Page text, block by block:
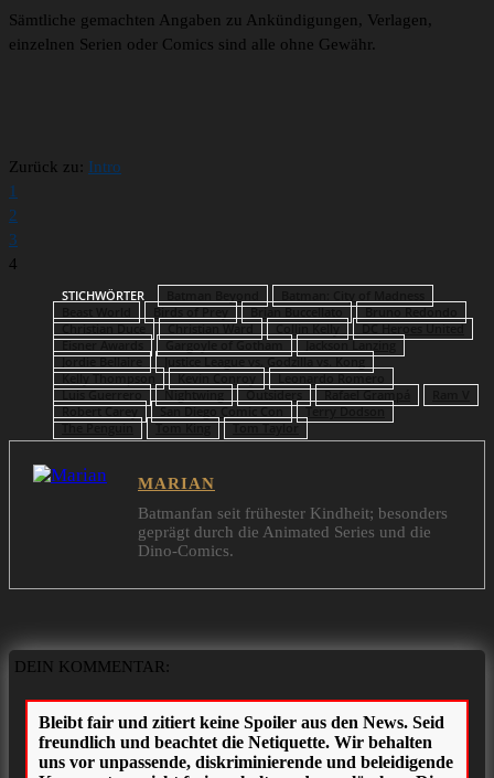
Sämtliche gemachten Angaben zu Ankündigungen, Verlagen,
einzelnen Serien oder Comics sind alle ohne Gewähr.
Zurück zu: Intro
1
2
3
4
STICHWÖRTER
Birds of Prey Brian Buccellato
Bruno Redondo
Christian Duce
Christian Ward Collin Kelly
DC Heroes United
Eisner Awards
Gargoyle of Gotham
Jackson Lanzing
Jordie Bellaire
Justice League vs. Godzilla vs. Kong
Kelly Thompson
Kevin Conroy
Leonardo Romero
Luis Guerrero
Nightwing Outsiders Rafael Grampá
Robert Carey
San Diego Comic Con
Terry Dodson
The Penguin
Tom King Tom Taylor
MARIAN
Batmanfan seit frühester Kindheit; besonders
geprägt durch die Animated Series und die
Dino-Comics.
DEIN KOMMENTAR: